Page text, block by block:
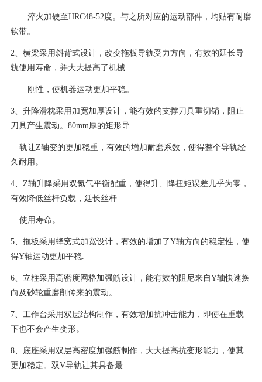
淬火加硬至HRC48-52度。与之所对应的运动部件，均贴有耐磨
软带。
2、横梁采用斜背式设计，改变拖板导轨受力方向，有效的延长导
轨使用寿命，并大大提高了机械
刚性，使机器运动更加平稳。
3、升降滑枕采用加宽加厚设计，能有效的支撑刀具重切销，阻止
刀具产生震动。80mm厚的矩形导
轨让Z轴变的更加稳重，有效的增加耐磨系数，使得整个导轨经
久耐用。
4、Z轴升降采用双氮气平衡配重，使得升、降扭矩误差几乎为零，
有效降低丝杆负载，延长丝杆
使用寿命。
5、拖板采用蜂窝式加宽设计，有效的增加了Y轴方向的稳定性，使
得Y轴运动更加平稳.
6、立柱采用高密度网格加强筋设计，能有效的阻尼来自Y轴快速换
向及砂轮重磨削传来的震动。
7、工作台采用双层结构制作，有效增加抗冲击能力，即使在重载
下也不会产生变形。
8、底座采用双层高密度加强筋制作，大大提高抗变形能力，使其
更加稳定。双V导轨让其具备最